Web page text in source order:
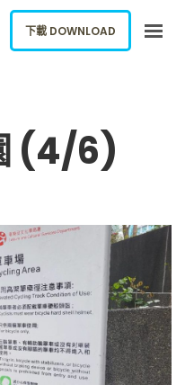
(4/6)
下載 DOWNLOAD